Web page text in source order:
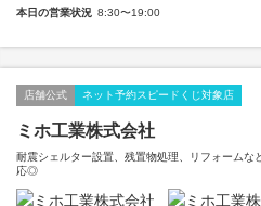
本日の営業状況 8:30〜19:00
店舗公式 ネット予約スピードくじ対象店
ミホ工業株式会社
耐震シェルター設置、残置物処理、リフォームな
応◎